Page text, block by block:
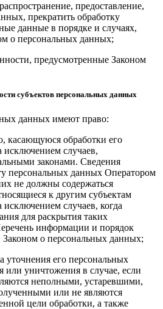
предоставление,
прекратить обработку
данные в порядке и случаях,
о персональных данных;
предусмотренные Законом
субъектов персональных данных
данных имеют право:
обработки его
случаев,
законами. Сведения
персональных данных Оператором
не должны содержаться
к другим субъектам
случаев, когда
для раскрытия таких
информации и порядок
Законом о персональных данных;
уточнения его персональных
или уничтожения в случае, если
неполными, устаревшими,
или не являются
цели обработки, а также